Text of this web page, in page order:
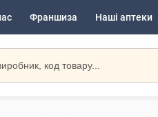
Франшиза Наші аптеки